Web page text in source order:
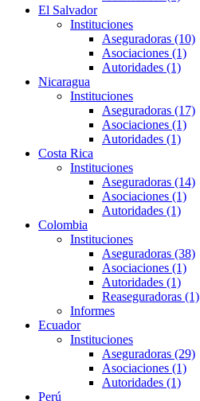
El Salvador
Instituciones
Aseguradoras (10)
Asociaciones (1)
Autoridades (1)
Nicaragua
Instituciones
Aseguradoras (17)
Asociaciones (1)
Autoridades (1)
Costa Rica
Instituciones
Aseguradoras (14)
Asociaciones (1)
Autoridades (1)
Colombia
Instituciones
Aseguradoras (38)
Asociaciones (1)
Autoridades (1)
Reaseguradoras (1)
Informes
Ecuador
Instituciones
Aseguradoras (29)
Asociaciones (1)
Autoridades (1)
Perú